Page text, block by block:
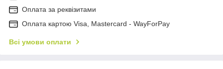
Оплата за реквізитами
Оплата картою Visa, Mastercard - WayForPay
Всі умови оплати